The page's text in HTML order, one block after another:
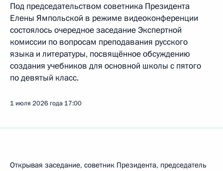
Под председательством советника Президента
Елены Ямпольской в режиме видеоконференции
состоялось очередное заседание Экспертной
комиссии по вопросам преподавания русского
языка и литературы, посвящённое обсуждению
создания учебников для основной школы с пятого
по девятый класс.
1 июля 2026 года 17:00
Открывая заседание, советник Президента, председатель